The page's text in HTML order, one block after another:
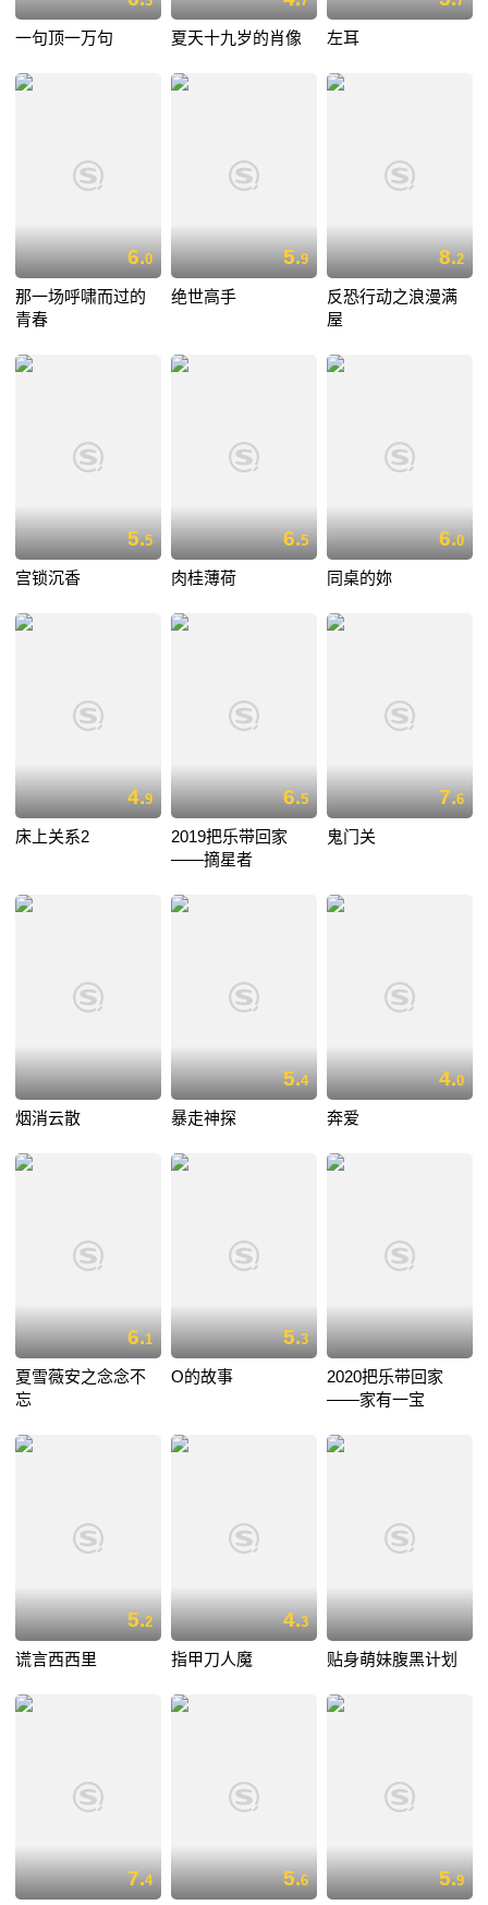
一句顶一万句 夏天十九岁的肖像 左耳
6.0
那一场呼啸而过的
青春
5.9
绝世高手
8.2
反恐行动之浪漫满
屋
5.5
宫锁沉香
6.5
肉桂薄荷
6.0
同桌的妳
4.9
床上关系2
6.5
2019把乐带回家
——摘星者
7.6
鬼门关
烟消云散
5.4
暴走神探
4.0
奔爱
6.1
夏雪薇安之念念不
忘
5.3
O的故事
2020把乐带回家
——家有一宝
5.2
谎言西西里
4.3
指甲刀人魔 贴身萌妹腹黑计划
7.4 5.6 5.9